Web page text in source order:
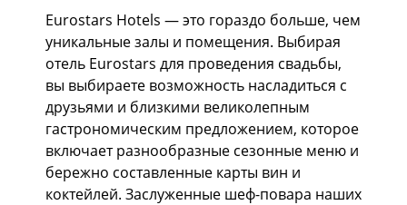
Eurostars Hotels — это гораздо больше, чем
уникальные залы и помещения. Выбирая
отель Eurostars для проведения свадьбы,
вы выбираете возможность насладиться с
друзьями и близкими великолепным
гастрономическим предложением, которое
включает разнообразные сезонные меню и
бережно составленные карты вин и
коктейлей. Заслуженные шеф-повара наших